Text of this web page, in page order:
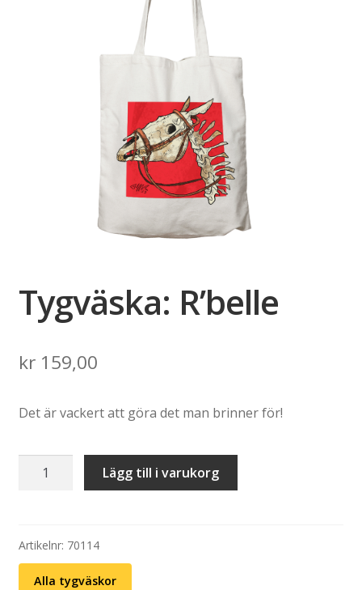
Tygväska: R’belle
kr159,00
Det är vackert att göra det man brinner för!
Tygväska:
R'belle
Lägg till i varukorg
Artikelnr: 70114
Alla tygväskor